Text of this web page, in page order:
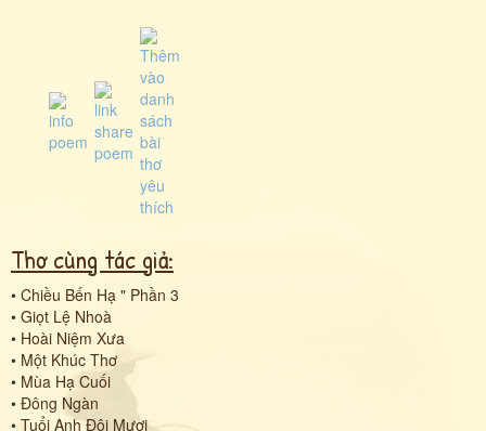
Thơ cùng tác giả:
• Chiều Bến Hạ " Phần 3
• Giọt Lệ Nhoà
• Hoài Niệm Xưa
• Một Khúc Thơ
• Mùa Hạ Cuối
• Đông Ngàn
• Tuổi Anh Đôi Mươi